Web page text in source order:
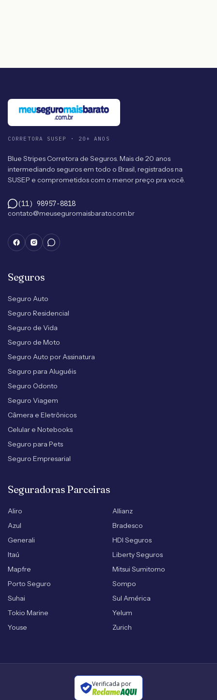
CORRETORA SUSEP · 20+ ANOS
Blue Stripes Corretora de Seguros. Mais de 20 anos
intermediando seguros em todo o Brasil, registrados na
SUSEP e comprometidos com o menor preço pra você.
(11) 98957-8818
contato@meuseguromaisbarato.com.br
Seguros
Seguro Auto
Seguro Residencial
Seguro de Vida
Seguro de Moto
Seguro Auto por Assinatura
Seguro para Aluguéis
Seguro Odonto
Seguro Viagem
Câmera e Eletrônicos
Celular e Notebooks
Seguro para Pets
Seguro Empresarial
Seguradoras Parceiras
Aliro
Allianz
Azul
Bradesco
Generali
HDI Seguros
Itaú
Liberty Seguros
Mapfre
Mitsui Sumitomo
Porto Seguro
Sompo
Suhai
Sul América
Tokio Marine
Yelum
Youse
Zurich
Verificada por